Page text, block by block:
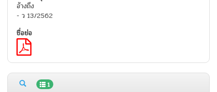
อ้างถึง
- ว 13/2562
1